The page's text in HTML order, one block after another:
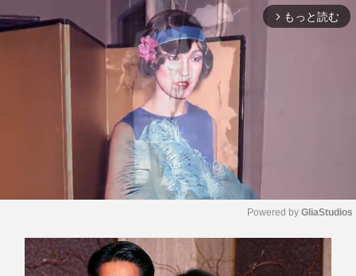
arrow_forward_ios もっと読む
Powered by GliaStudios